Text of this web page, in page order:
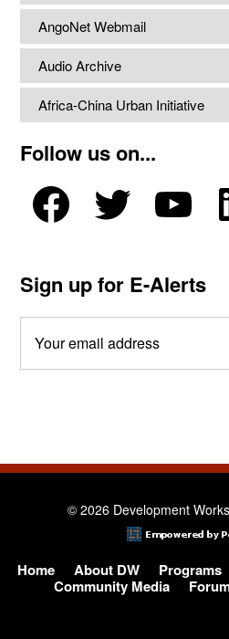
AngoNet Webmail
Audio Archive
Africa-China Urban Initiative
Follow us on...
Sign up for E-Alerts
© 2026 Development
Home About DW Programs
Community Media